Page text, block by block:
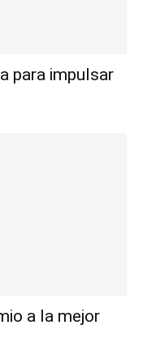
para impulsar
a la mejor